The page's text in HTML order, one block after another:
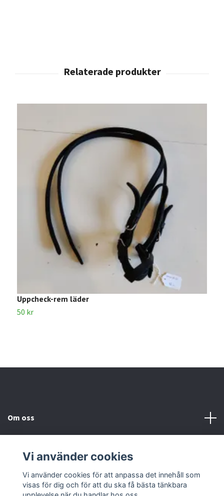
Uppcheck-rem läder
50 kr
Om oss
Kontakta oss
Vi använder cookies
Vi använder cookies för att anpassa det innehåll som
visas för dig och för att du ska få bästa tänkbara